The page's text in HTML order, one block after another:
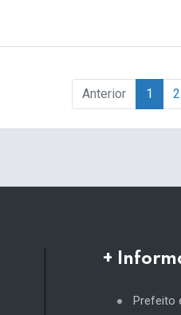
Anterior 1 2
+
Prefeito